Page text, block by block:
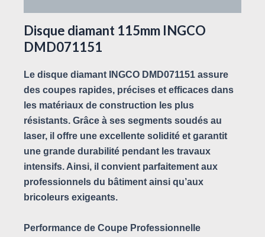
Disque diamant 115mm INGCO
DMD071151
Le disque diamant INGCO DMD071151 assure
des coupes rapides, précises et efficaces dans
les matériaux de construction les plus
résistants. Grâce à ses segments soudés au
laser, il offre une excellente solidité et garantit
une grande durabilité pendant les travaux
intensifs. Ainsi, il convient parfaitement aux
professionnels du bâtiment ainsi qu’aux
bricoleurs exigeants.
Performance de Coupe Professionnelle